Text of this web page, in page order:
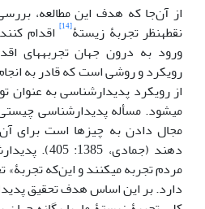
از آن‌جا که هدف این مطالعه،
نقطه‏نظر تجربۀ زیستۀ[14]
اقدام
ورود به درون جهان تجربه‏های
رویکرد و روشی است که قادر به
از رویکرد پدیدارشناسی به عنوان
می‏شود. مسأله­ پدیدارشناسی
مجال دادن به چیزها است برای
دهند
مردم تجربه می­کنند و این‌که تجربۀ»
دارد. بر این اساس هدف تحقیق